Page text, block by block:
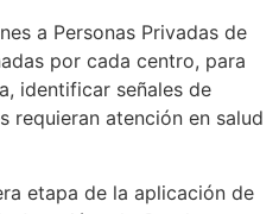
a Personas Privadas de
por cada centro, para
identificar señales de
requieran atención en salud
etapa de la aplicación de